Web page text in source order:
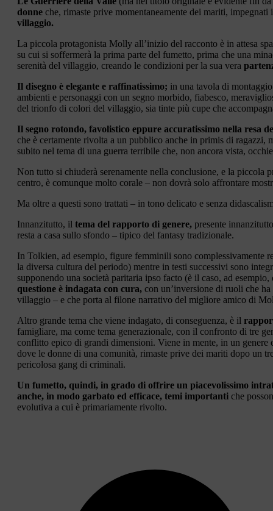
donne che, rimaste prive momentaneamente dei mariti,
villaggio.
La piccola protagonista Molly all’inizio del racconto è in attesa
su cui si soffermerà la prima parte del fumetto, prima che una
serenità del villaggio, creando le condizioni per la sua vera
Il disegno è elegante e raffinatissimo; in una tavola di
ambienti e personaggi con un segno morbido, fiabesco,
del trionfo di colori del villaggio, sia tinte più cupe che
Il segno rotondo, favolistico eppure accuratissimo nella resa
che è certamente rivolta a un pubblico anche in primis di
subito nel tema di una guerra terribile che, non ancora vista,
Non tutto si chiuderà serenamente nella conclusione, e la
centro, è comunque molto corale – non dovrà solo affrontare
Ma oltre a questi sono trattati – in tono delicato e senza
Innanzitutto, il tema del rapporto di genere, presente
resta a casa sullo sfondo – tipico del fantasy tradizionale.
In Tolkien, ad esempio, figure femminili sono complessivamente
la diversa cultura del periodo) mentre in testi successivi sono
supponendo una società paritaria ipso facto (è il caso, ad
questione è indagata con cura, con un’inversione di ruoli che
villaggio – e che porta al filone narrativo del migliore amico di
Altro grande tema che viene indagato, di conseguenza, è il
famigliare, ma come tema generazionale, con il confronto di tre
conflitto epico di grandi dimensioni. Viene in mente, in un
dove le donne di una comunità, rimaste prive dei mariti dopo un
pericolosa gang di criminali.
Un fumetto, quindi, in grado di offrire un piacevolissimo
anche, in modo garbato ed efficace, temi importanti che
evolutiva a cui è primariamente rivolto.